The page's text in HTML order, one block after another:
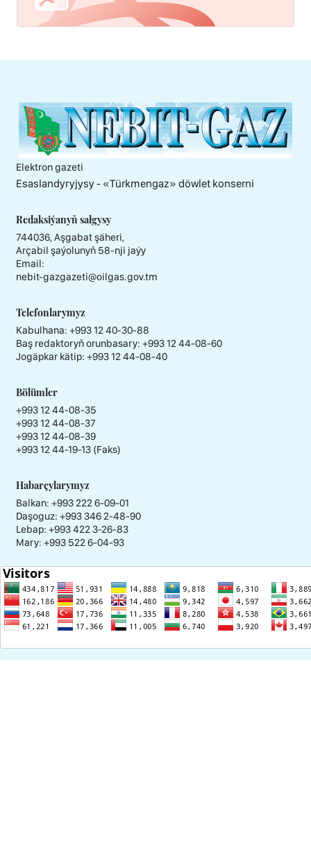
Elektron gazeti
Esaslandyryjysy - «Тürkmengaz» döwlet konserni
Redaksiýanyň salgysy
744036, Aşgabat şäheri,
Arçabil şaýolunyň 58-nji jaýy
Email:
nebit-gazgazeti@oilgas.gov.tm
Telefonlarymyz
Kabulhana: +993 12 40-30-88
Baş redaktoryň orunbasary: +993 12 44-08-60
Jogäpkar kätip: +993 12 44-08-40
Bölümler
+993 12 44-08-35
+993 12 44-08-37
+993 12 44-08-39
+993 12 44-19-13 (Faks)
Habarçylarymyz
Balkan: +993 222 6-09-01
Daşoguz: +993 346 2-48-90
Lebap: +993 422 3-26-83
Mary: +993 522 6-04-93